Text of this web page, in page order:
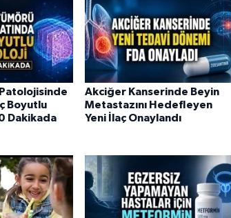
Boyutlu
Dakikada
Akciğer Kanserinde Beyin
Metastazını Hedefleyen
Yeni İlaç Onaylandı